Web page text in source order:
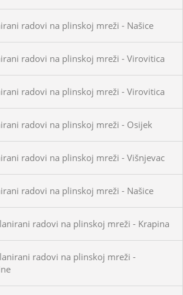
radovi na plinskoj mreži - Našice
radovi na plinskoj mreži - Virovitica
radovi na plinskoj mreži - Virovitica
radovi na plinskoj mreži - Osijek
radovi na plinskoj mreži - Višnjevac
radovi na plinskoj mreži - Našice
radovi na plinskoj mreži - Krapina
radovi na plinskoj mreži -